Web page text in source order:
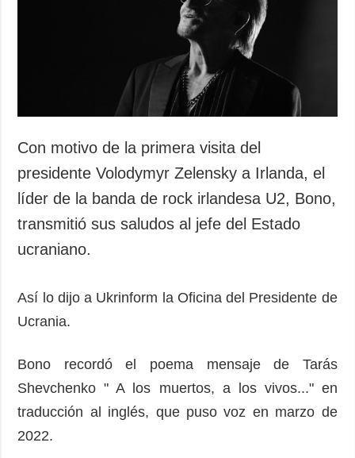
Con motivo de la primera visita del
presidente Volodymyr Zelensky a Irlanda, el
líder de la banda de rock irlandesa U2, Bono,
transmitió sus saludos al jefe del Estado
ucraniano.
Así lo dijo a Ukrinform la Oficina del Presidente de
Ucrania.
Bono recordó el poema mensaje de Tarás
Shevchenko " A los muertos, a los vivos..." en
traducción al inglés, que puso voz en marzo de
2022.